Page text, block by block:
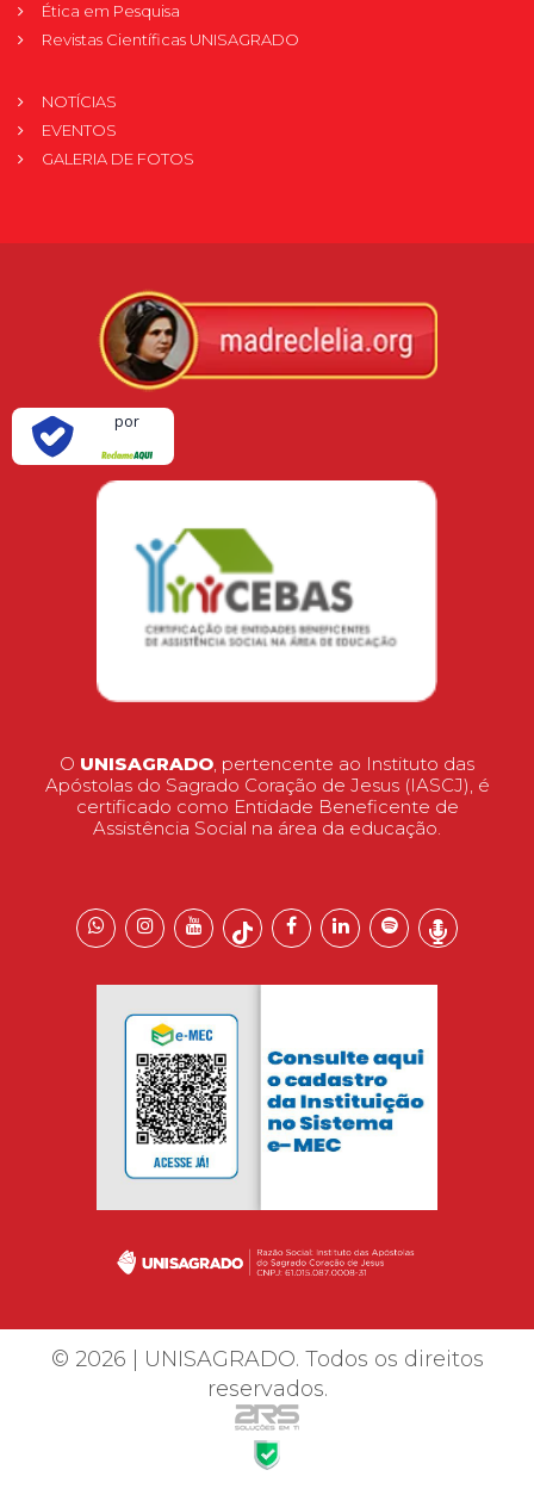
Ética em Pesquisa
Revistas Científicas UNISAGRADO
NOTÍCIAS
EVENTOS
GALERIA DE FOTOS
por
O UNISAGRADO, pertencente ao Instituto das
Apóstolas do Sagrado Coração de Jesus (IASCJ), é
certificado como Entidade Beneficente de
Assistência Social na área da educação.
© 2026 | UNISAGRADO. Todos os direitos
reservados.